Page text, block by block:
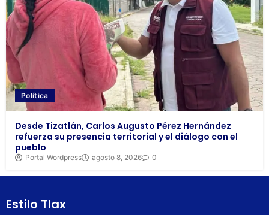
Política
Desde Tizatlán, Carlos Augusto Pérez Hernández
refuerza su presencia territorial y el diálogo con el
pueblo
Portal Wordpress agosto 8, 2026 0
Estilo Tlax